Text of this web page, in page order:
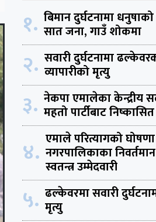
१. बिमान दुर्घटनामा
सात जना, गाउँ शोकमा
२. सवारी दुर्घटनामा
व्यापारीको मृत्यु
३. नेकपा एमालेका केन्द्रीय
महतो पार्टीबाट निष्कासित
४. एमाले परित्यागको
नगरपालिकाका
स्वतन्त्र उम्मेदवारी
५. ढल्केवरमा सवारी
मृत्यु